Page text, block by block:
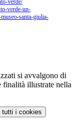
verde/
verde-un-
santa-giulia-
si avvalgono di
finalità illustrate nella
tutti i cookies